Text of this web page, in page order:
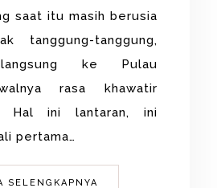
saat itu masih berusia
tanggung-tanggung,
ke Pulau
rasa khawatir
Hal ini lantaran, ini
pertama…
SELENGKAPNYA